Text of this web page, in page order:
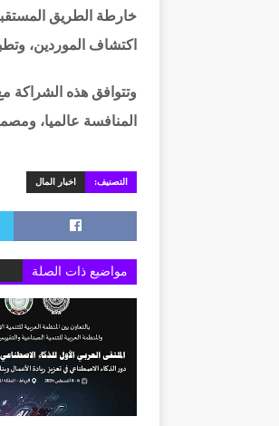
خارطة الطريق
اكتشاف الموردين،
وتتوافق هذه الشراكة
المنافسة عالميا،
التصنيف: اخبار المال
مواضيع ذات الصلة